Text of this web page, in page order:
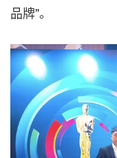
品牌"。